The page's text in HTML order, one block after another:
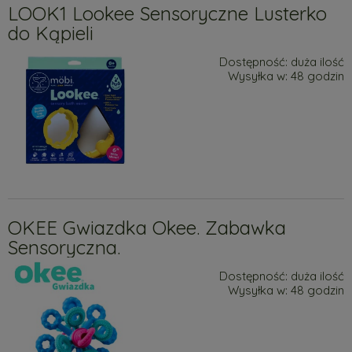
LOOK1 Lookee Sensoryczne Lusterko
do Kąpieli
Dostępność: duża ilość
Wysyłka w: 48 godzin
OKEE Gwiazdka Okee. Zabawka
Sensoryczna.
Dostępność: duża ilość
Wysyłka w: 48 godzin